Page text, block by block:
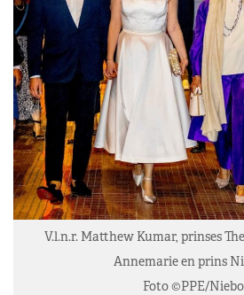
V.l.n.r. Matthew Kumar, prinses
Annemarie en prins
Foto ©PPE/